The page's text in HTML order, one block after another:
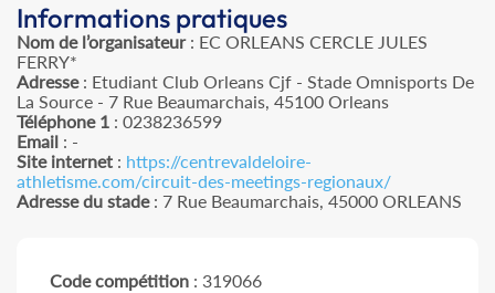
Informations pratiques
Nom de l’organisateur: EC ORLEANS CERCLE JULES
FERRY*
Adresse: Etudiant Club Orleans Cjf - Stade Omnisports De
La Source - 7 Rue Beaumarchais, 45100 Orleans
Téléphone 1 : 0238236599
Email : -
Site internet : https://centrevaldeloire-
athletisme.com/circuit-des-meetings-regionaux/
Adresse du stade: 7 Rue Beaumarchais, 45000 ORLEANS
Code compétition : 319066